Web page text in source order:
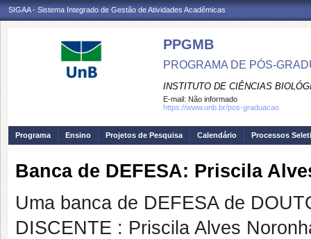
SIGAA - Sistema Integrado de Gestão de Atividades Acadêmicas
PPGMB
PROGRAMA DE PÓS-
INSTITUTO DE CIÊNCIAS
E-mail: Não informado
https://www.unb.br/pos-graduacao
Programa Ensino Projetos de Pesquisa Calendário Processos
Banca de DEFESA: Priscila
Uma banca de DEFESA de
DISCENTE : Priscila Alves